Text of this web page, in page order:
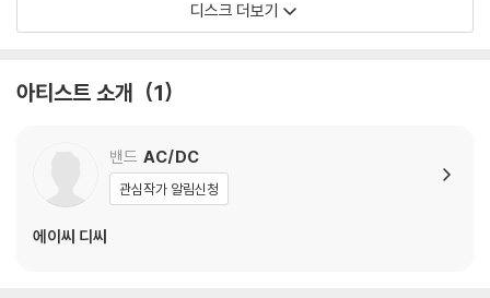
1) 열을 가하여 제작하는 바이닐 공정 특성상 디스크 표면이 미세하게 울
가능합니다.
지되도록 디스크 센터 홀 구경이 작게 제작되는 경우가 있습니다. 턴테이
블 스핀들에 맞지 않는 경우에는 전용 제품 등을 이용하여 센터 홀을 조정
하시면 해결됩니다.
3) 디스크에 미세한 잔 흠집이 남아있거나 인쇄 면이 깨끗하지 않은 경우
가 있으며, 이는 상품의 불량이 아닙니다. 단, 재생에 이상이 있는 경우에는
디스크 더보기
아티스트 소개 1
밴드 AC/DC
관심작가 알림신청
에이씨 디씨